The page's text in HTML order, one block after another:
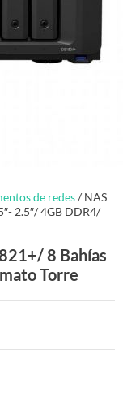
de redes/ NAS
2.5″/ 4GB DDR4/
8 Bahías
Torre